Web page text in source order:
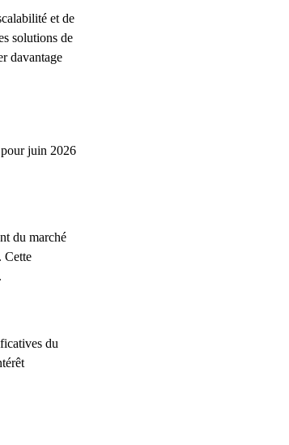
et de
solutions de
davantage
juin 2026
du marché
Cette
du